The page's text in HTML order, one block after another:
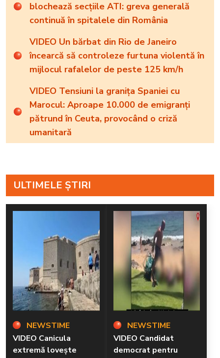
blochează secțiile ATI: greva generală
continuă în spitalele din România
VIDEO Un bărbat din Rio de Janeiro
încearcă să controleze furtuna violentă în
mijlocul rafalelor de peste 125 km/h
VIDEO Tensiuni la granița Spaniei cu
Marocul: Aproape 10.000 de emigranți
pătrund în Ceuta, provocând o criză
umanitară
ULTIMELE ȘTIRI
NEWSTIME
VIDEO Canicula
extremă lovește
NEWSTIME
VIDEO Candidat
democrat pentru